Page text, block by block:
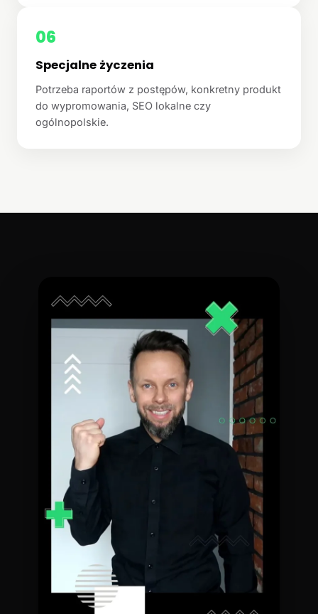
06
Specjalne życzenia
Potrzeba raportów z postępów, konkretny produkt
do wypromowania, SEO lokalne czy
ogólnopolskie.